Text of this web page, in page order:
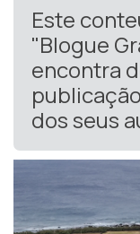
Este
"Blogue
encontra
dos seus